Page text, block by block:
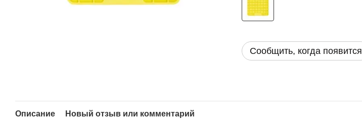
Сообщить, когда появится
Описание Новый отзыв или комментарий